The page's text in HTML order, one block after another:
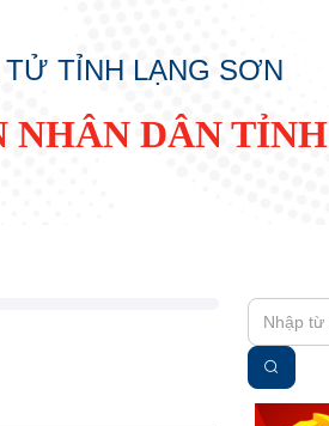
TỈNH LẠNG SƠN
NHÂN DÂN TỈNH